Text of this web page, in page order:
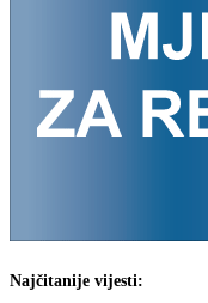
Najčitanije vijesti: